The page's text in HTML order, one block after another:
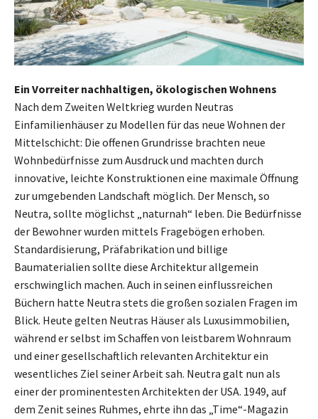
Ein Vorreiter nachhaltigen, ökologischen Wohnens
Nach dem Zweiten Weltkrieg wurden Neutras
Einfamilienhäuser zu Modellen für das neue Wohnen der
Mittelschicht: Die offenen Grundrisse brachten neue
Wohnbedürfnisse zum Ausdruck und machten durch
innovative, leichte Konstruktionen eine maximale Öffnung
zur umgebenden Landschaft möglich. Der Mensch, so
Neutra, sollte möglichst „naturnah“ leben. Die Bedürfnisse
der Bewohner wurden mittels Fragebögen erhoben.
Standardisierung, Präfabrikation und billige
Baumaterialien sollte diese Architektur allgemein
erschwinglich machen. Auch in seinen einflussreichen
Büchern hatte Neutra stets die großen sozialen Fragen im
Blick. Heute gelten Neutras Häuser als Luxusimmobilien,
während er selbst im Schaffen von leistbarem Wohnraum
und einer gesellschaftlich relevanten Architektur ein
wesentliches Ziel seiner Arbeit sah. Neutra galt nun als
einer der prominentesten Architekten der USA. 1949, auf
dem Zenit seines Ruhmes, ehrte ihn das „Time“-Magazin